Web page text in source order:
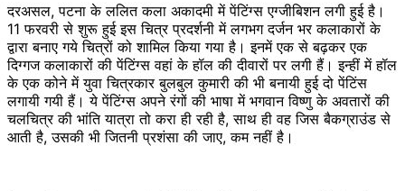
दरअसल, पटना के ललित कला अकादमी में पेंटिंग्स एग्जीबिशन लगी हुई है।
11 फरवरी से शुरू हुई इस चित्र प्रदर्शनी में लगभग दर्जन भर कलाकारों के
द्वारा बनाए गये चित्रों को शामिल किया गया है। इनमें एक से बढ़कर एक
दिग्गज कलाकारों की पेंटिंग्स वहां के हॉल की दीवारों पर लगी हैं। इन्हीं में हॉल
के एक कोने में युवा चित्रकार बुलबुल कुमारी की भी बनायी हुई दो पेंटिंस
लगायी गयी हैं। ये पेंटिंग्स अपने रंगों की भाषा में भगवान विष्णु के अवतारों की
चलचित्र की भांति यात्रा तो करा ही रही है, साथ ही वह जिस बैकग्राउंड से
आती है, उसकी भी जितनी प्रशंसा की जाए, कम नहीं है।